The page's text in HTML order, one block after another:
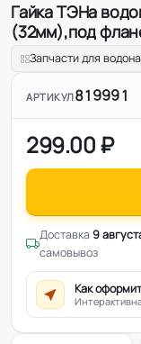
Гайка ТЭНа
(32мм),под
Запчасти для
АРТИКУЛ819991
299.00 ₽
Доставка9
самовывоз
Как